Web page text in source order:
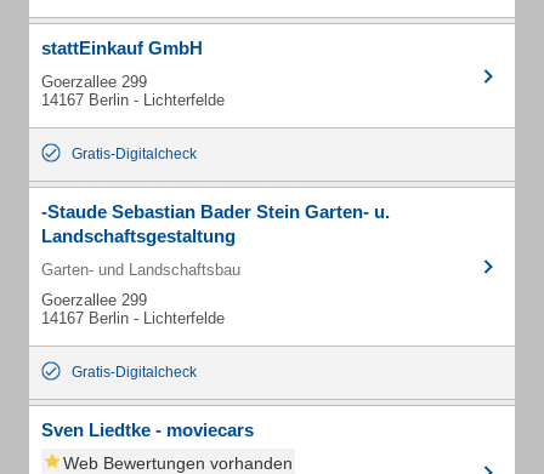
stattEinkauf GmbH
Goerzallee 299
14167 Berlin - Lichterfelde
Gratis-Digitalcheck
-Staude Sebastian Bader Stein Garten- u.
Landschaftsgestaltung
Garten- und Landschaftsbau
Goerzallee 299
14167 Berlin - Lichterfelde
Gratis-Digitalcheck
Sven Liedtke - moviecars
Web Bewertungen vorhanden